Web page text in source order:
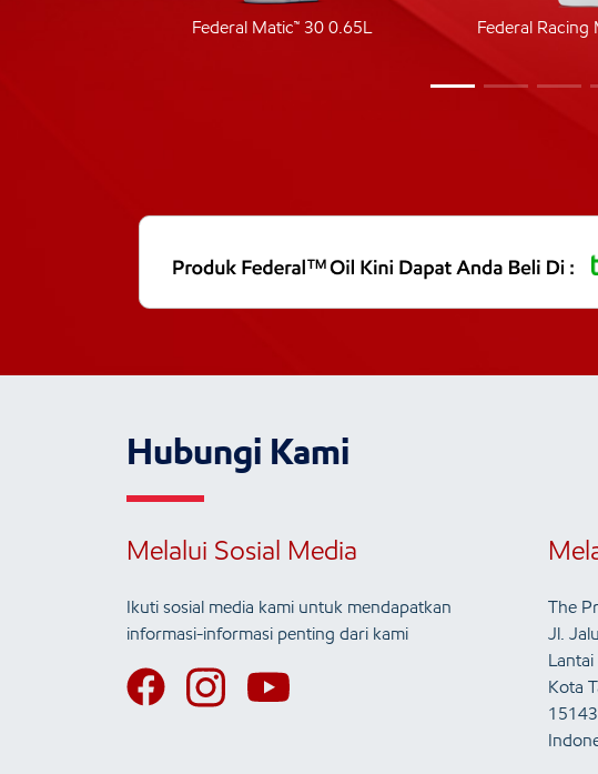
Federal Matic™ 30 0.65L Federal
Hubungi Kami
Melalui Sosial Media
Ikuti sosial media kami untuk mendapatkan
informasi-informasi penting dari kami
The
Jl.
Kota
15143